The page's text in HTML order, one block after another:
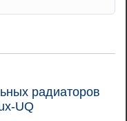
радиаторов
UQ